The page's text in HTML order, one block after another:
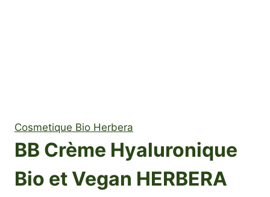
Cosmetique Bio Herbera
BB Crème Hyaluronique
Bio et Vegan HERBERA